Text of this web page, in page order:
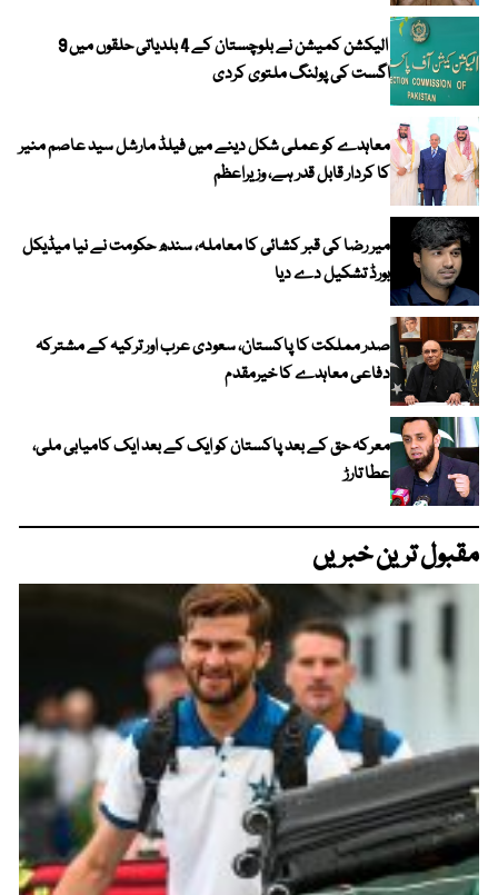
الیکشن کمیشن نے بلوچستان کے 4 بلدیاتی حلقوں میں 9
اگست کی پولنگ ملتوی کردی
معاہدے کو عملی شکل دینے میں فیلڈ مارشل سید عاصم منیر
کا کردار قابل قدر ہے، وزیراعظم
میر رضا کی قبر کشائی کا معاملہ، سندھ حکومت نے نیا میڈیکل
بورڈ تشکیل دے دیا
صدر مملکت کا پاکستان، سعودی عرب اور ترکیہ کے مشترکہ
دفاعی معاہدے کا خیرمقدم
معرکہ حق کے بعد پاکستان کو ایک کے بعد ایک کامیابی ملی،
عطا تارڑ
مقبول ترین خبریں